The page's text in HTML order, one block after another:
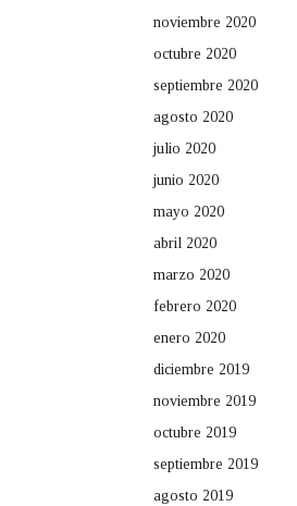
noviembre 2020
octubre 2020
septiembre 2020
agosto 2020
julio 2020
junio 2020
mayo 2020
abril 2020
marzo 2020
febrero 2020
enero 2020
diciembre 2019
noviembre 2019
octubre 2019
septiembre 2019
agosto 2019